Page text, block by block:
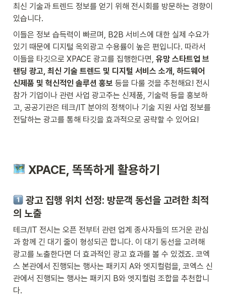
최신 기술과 트렌드 정보를 얻기 위해 전시회를 방문하는 경향이
있습니다.
이들은 정보 습득력이 빠르며, B2B 서비스에 대한 실제 수요가
있기 때문에 디지털 옥외광고 수용률이 높은 편입니다. 따라서
이들을 타깃으로 XPACE 광고를 집행한다면, 유망 스타트업 브
랜딩 광고, 최신 기술 트렌드 및 디지털 서비스 소개, 하드웨어
신제품 및 혁신적인 솔루션 홍보 등을 다룰 것을 추천해요! 전시
참가 기업이나 관련 사업 광고주는 신제품, 기술력 등을 홍보하
고, 공공기관은 테크/IT 분야의 정책이나 기술 지원 사업 정보를
전달하는 광고를 통해 타깃을 효과적으로 공략할 수 있어요!
XPACE, 똑똑하게 활용하기
광고 집행 위치 선정: 방문객 동선을 고려한 최적
의 노출
테크/IT 전시는 오픈 전부터 관련 업계 종사자들의 뜨거운 관심
과 함께 긴 대기 줄이 형성되곤 합니다. 이 대기 동선을 고려해
광고를 노출한다면 더 효과적인 광고 효과를 볼 수 있겠죠. 코엑
스 본관에서 진행되는 행사는 패키지 A와 엣지컬럼을, 코엑스 신
관에서 진행되는 행사는 패키지 B와 엣지컬럼 조합을 추천합니
다.